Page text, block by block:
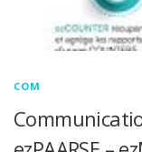
COM